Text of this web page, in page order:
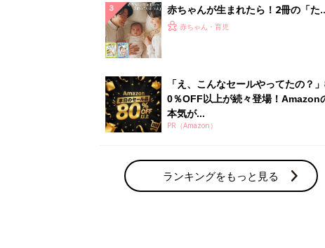
赤ちゃん・育児の人気テーマ
育児日記・マンガ